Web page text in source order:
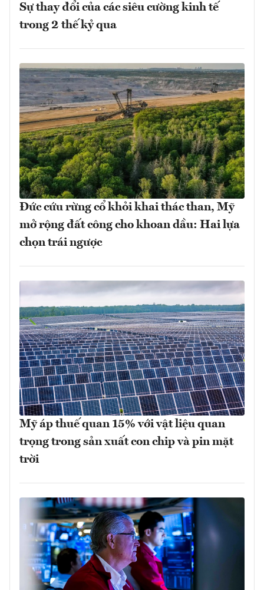
Sự thay đổi của các siêu cường kinh tế
trong 2 thế kỷ qua
Đức cứu rừng cổ khỏi khai thác than, Mỹ
mở rộng đất công cho khoan dầu: Hai lựa
chọn trái ngược
Mỹ áp thuế quan 15% với vật liệu quan
trọng trong sản xuất con chip và pin mặt
trời